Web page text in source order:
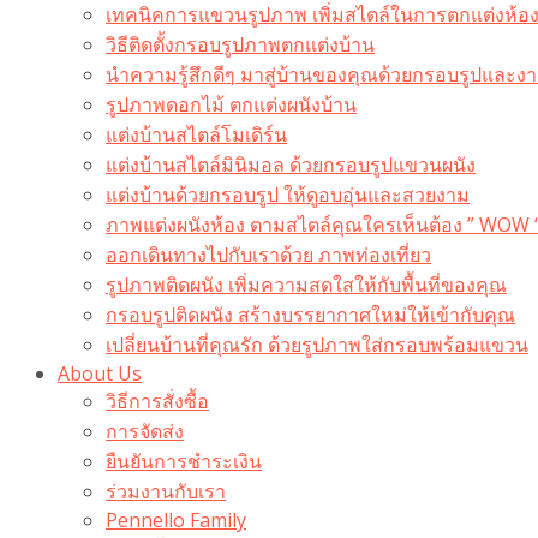
เทคนิคการแขวนรูปภาพ เพิ่มสไตล์ในการตกแต่งห้อง
วิธีติดตั้งกรอบรูปภาพตกแต่งบ้าน
นำความรู้สึกดีๆ มาสู่บ้านของคุณด้วยกรอบรูปและง
รูปภาพดอกไม้ ตกแต่งผนังบ้าน
แต่งบ้านสไตล์โมเดิร์น
แต่งบ้านสไตล์มินิมอล ด้วยกรอบรูปแขวนผนัง
แต่งบ้านด้วยกรอบรูป ให้ดูอบอุ่นและสวยงาม
ภาพแต่งผนังห้อง ตามสไตล์คุณใครเห็นต้อง ” WOW
ออกเดินทางไปกับเราด้วย ภาพท่องเที่ยว
รูปภาพติดผนัง เพิ่มความสดใสให้กับพื้นที่ของคุณ
กรอบรูปติดผนัง สร้างบรรยากาศใหม่ให้เข้ากับคุณ
เปลี่ยนบ้านที่คุณรัก ด้วยรูปภาพใส่กรอบพร้อมแขวน​
About Us
วิธีการสั่งซื้อ
การจัดส่ง
ยืนยันการชำระเงิน
ร่วมงานกับเรา
Pennello Family